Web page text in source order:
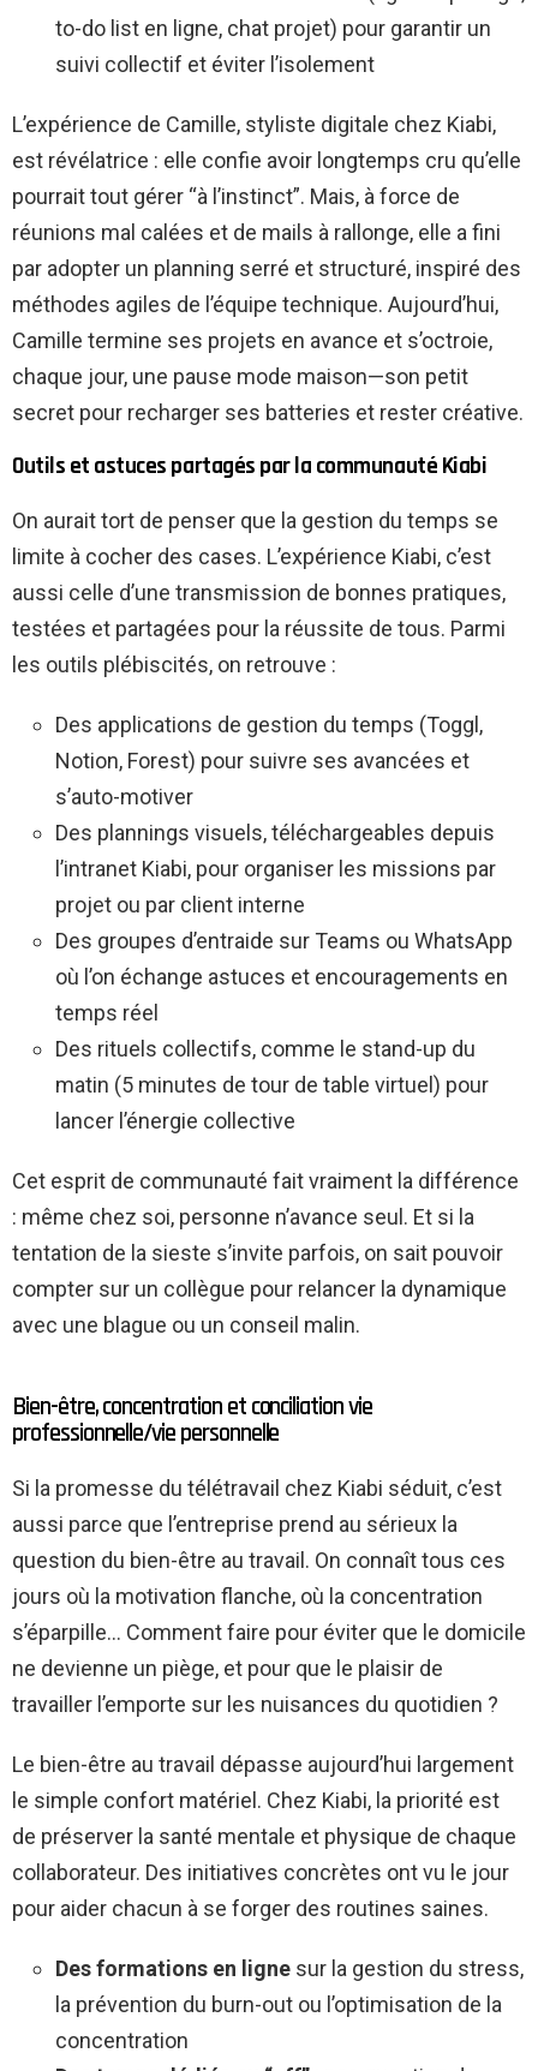
to-do list en ligne, chat projet) pour garantir un
suivi collectif et éviter l’isolement
L’expérience de Camille, styliste digitale chez Kiabi,
est révélatrice : elle confie avoir longtemps cru qu’elle
pourrait tout gérer “à l’instinct”. Mais, à force de
réunions mal calées et de mails à rallonge, elle a fini
par adopter un planning serré et structuré, inspiré des
méthodes agiles de l’équipe technique. Aujourd’hui,
Camille termine ses projets en avance et s’octroie,
chaque jour, une pause mode maison—son petit
secret pour recharger ses batteries et rester créative.
Outils et astuces partagés par la communauté Kiabi
On aurait tort de penser que la gestion du temps se
limite à cocher des cases. L’expérience Kiabi, c’est
aussi celle d’une transmission de bonnes pratiques,
testées et partagées pour la réussite de tous. Parmi
les outils plébiscités, on retrouve :
Des applications de gestion du temps (Toggl,
Notion, Forest) pour suivre ses avancées et
s’auto-motiver
Des plannings visuels, téléchargeables depuis
l’intranet Kiabi, pour organiser les missions par
projet ou par client interne
Des groupes d’entraide sur Teams ou WhatsApp
où l’on échange astuces et encouragements en
temps réel
Des rituels collectifs, comme le stand-up du
matin (5 minutes de tour de table virtuel) pour
lancer l’énergie collective
Cet esprit de communauté fait vraiment la différence
: même chez soi, personne n’avance seul. Et si la
tentation de la sieste s’invite parfois, on sait pouvoir
compter sur un collègue pour relancer la dynamique
avec une blague ou un conseil malin.
Bien-être, concentration et conciliation vie
professionnelle/vie personnelle
Si la promesse du télétravail chez Kiabi séduit, c’est
aussi parce que l’entreprise prend au sérieux la
question du bien-être au travail. On connaît tous ces
jours où la motivation flanche, où la concentration
s’éparpille… Comment faire pour éviter que le domicile
ne devienne un piège, et pour que le plaisir de
travailler l’emporte sur les nuisances du quotidien ?
Le bien-être au travail dépasse aujourd’hui largement
le simple confort matériel. Chez Kiabi, la priorité est
de préserver la santé mentale et physique de chaque
collaborateur. Des initiatives concrètes ont vu le jour
pour aider chacun à se forger des routines saines.
Des formations en ligne sur la gestion du stress,
la prévention du burn-out ou l’optimisation de la
concentration